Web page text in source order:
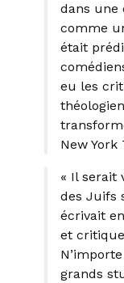
dans une
comme
était
eu les
New York
« Il serait
des Juifs
écrivait
et
grands